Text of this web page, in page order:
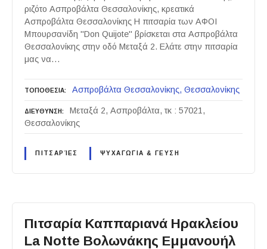
ριζότο Ασπροβάλτα Θεσσαλονίκης, κρεατικά
Ασπροβάλτα Θεσσαλονίκης Η πιτσαρία των ΑΦΟΙ
Μπουρσανίδη "Don Quijote" βρίσκεται στα Ασπροβάλτα
Θεσσαλονίκης στην οδό Μεταξά 2. Ελάτε στην πιτσαρία
μας να…
ΤΟΠΟΘΕΣΙΑ Ασπροβάλτα Θεσσαλονίκης Θεσσαλονίκης
ΔΙΕΥΘΥΝΣΗ
Μεταξά 2, Ασπροβάλτα, τκ : 57021,
Θεσσαλονίκης
ΠΙΤΣΑΡΊΕΣ ΨΥΧΑΓΩΓΙΑ & ΓΕΥΣΗ
Πιτσαρία Καππαριανά Ηρακλείου
La Notte Βολωνάκης Εμμανουήλ